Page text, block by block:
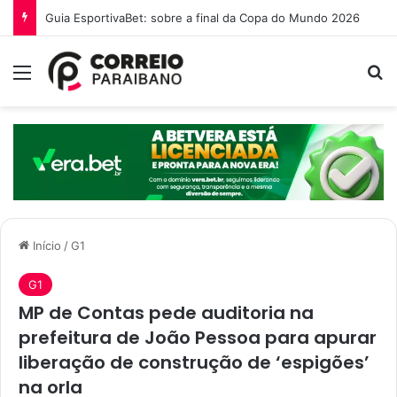
Guia EsportivaBet: sobre a final da Copa do Mundo 2026
Menu
Início /G1
G1
MP de Contas pede auditoria na
prefeitura de João Pessoa para apurar
liberação de construção de ‘espigões’
na orla